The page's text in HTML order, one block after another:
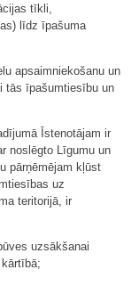
tīkli,
līdz īpašuma
apsaimniekošanu un
tās īpašumtiesību un
Īstenotājam ir
noslēgto Līgumu un
pārņēmējam kļūst
uz
teritorijā, ir
uzsākšanai